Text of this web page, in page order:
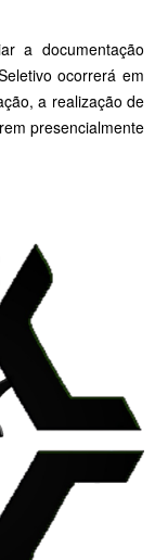
a documentação
ocorrerá em
a realização de
presencialmente